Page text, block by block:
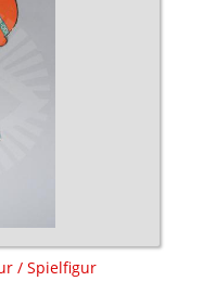
/ Spielfigur